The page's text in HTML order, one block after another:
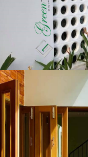
cuốn hút cho
Xây dựng
thoải mái
Được lắp đặt
lực, gạch thông
thông thoáng
vào hay các
một trong
không khí cho